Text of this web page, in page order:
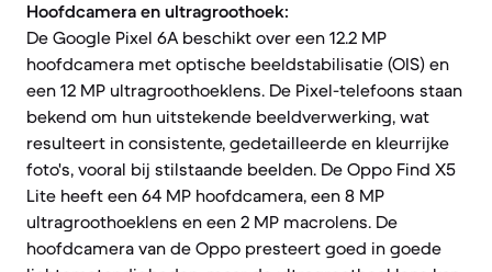
Hoofdcamera en ultragroothoek:
De Google Pixel 6A beschikt over een 12.2 MP
hoofdcamera met optische beeldstabilisatie (OIS) en
een 12 MP ultragroothoeklens. De Pixel-telefoons staan
bekend om hun uitstekende beeldverwerking, wat
resulteert in consistente, gedetailleerde en kleurrijke
foto's, vooral bij stilstaande beelden. De Oppo Find X5
Lite heeft een 64 MP hoofdcamera, een 8 MP
ultragroothoeklens en een 2 MP macrolens. De
hoofdcamera van de Oppo presteert goed in goede